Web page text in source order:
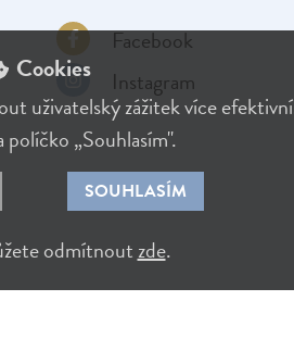
Facebook
Instagram
Cookies
uživatelský zážitek více
„Souhlasím".
SOUHLASÍM
odmítnoutzde.